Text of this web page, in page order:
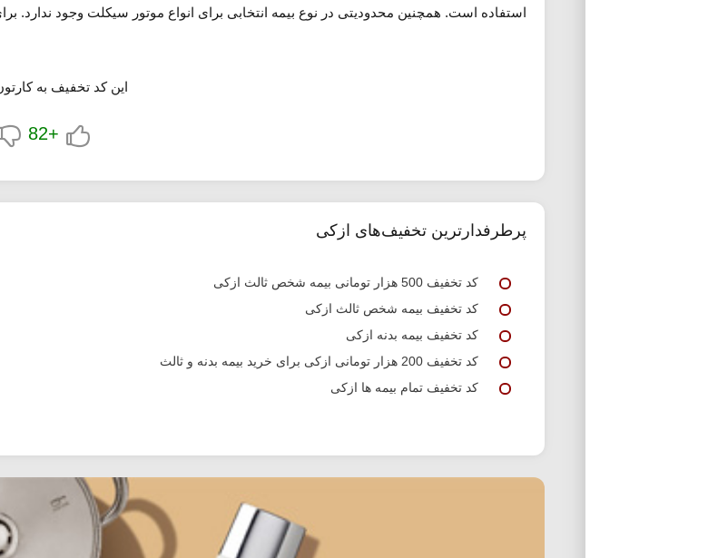
استفاده است. همچنین محدودیتی در نوع بیمه انتخابی برای انواع موتور سیکلت وجود ندارد.
این کد تخفیف به
+82
پرطرفدارترین تخفیف‌های ازکی
کد تخفیف 500 هزار تومانی بیمه شخص ثالث ازکی
کد تخفیف بیمه شخص ثالث ازکی
کد تخفیف بیمه بدنه ازکی
کد تخفیف 200 هزار تومانی ازکی برای خرید بیمه بدنه و ثالث
کد تخفیف تمام بیمه ها ازکی